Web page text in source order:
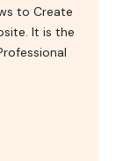
to Create
It is the